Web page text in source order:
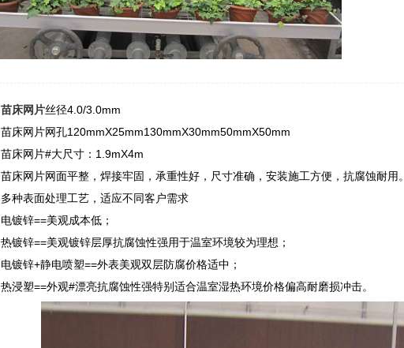
苗床网片丝径4.0/3.0mm
苗床网片网孔120mmX25mm130mmX30mm50mmX50mm
苗床网片#大尺寸：1.9mX4m
苗床网片网面平整，焊接牢固，承重性好，尺寸准确，安装施工方便，抗腐蚀耐用。
多种表面处理工艺，适应不同客户需求
电镀锌==美观成本低；
热镀锌==美观镀锌层厚抗腐蚀性强用于温室环境较为理想；
电镀锌+静电喷塑==外表美观双层防腐价格适中；
热浸塑==外观#漂亮抗腐蚀性强特别适合温室湿热环境价格偏高耐磨损冲击。